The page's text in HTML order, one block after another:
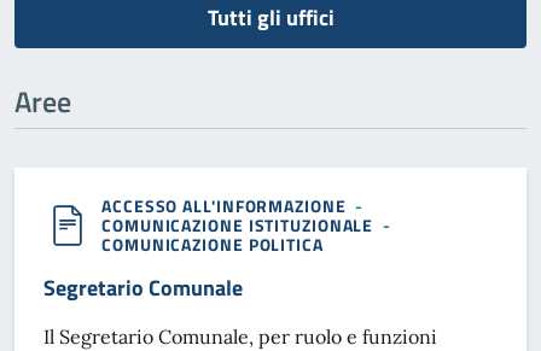
Tutti gli uffici
Aree
ACCESSO ALL'INFORMAZIONE -
COMUNICAZIONE ISTITUZIONALE -
COMUNICAZIONE POLITICA
Segretario Comunale
Il Segretario Comunale, per ruolo e funzioni